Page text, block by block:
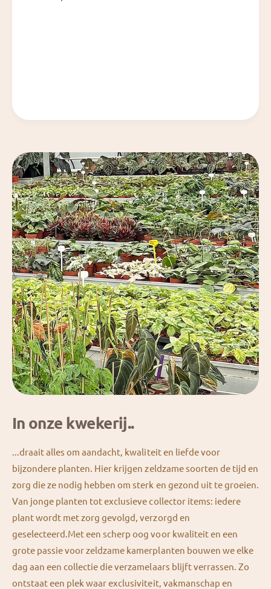
In onze kwekerij..
...draait alles om aandacht, kwaliteit en liefde voor
bijzondere planten. Hier krijgen zeldzame soorten de tijd en
zorg die ze nodig hebben om sterk en gezond uit te groeien.
Van jonge planten tot exclusieve collector items: iedere
plant wordt met zorg gevolgd, verzorgd en
geselecteerd.Met een scherp oog voor kwaliteit en een
grote passie voor zeldzame kamerplanten bouwen we elke
dag aan een collectie die verzamelaars blijft verrassen. Zo
ontstaat een plek waar exclusiviteit, vakmanschap en